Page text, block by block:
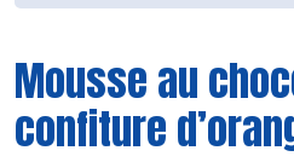
Mousse au
confiture